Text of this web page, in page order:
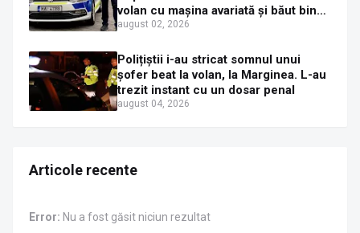
volan cu mașina avariată și băut bine,
în plină zi
august 02, 2026
Polițiștii i-au stricat somnul unui
șofer beat la volan, la Marginea. L-au
trezit instant cu un dosar penal
august 04, 2026
Articole recente
Error: Nu a fost găsit niciun rezultat